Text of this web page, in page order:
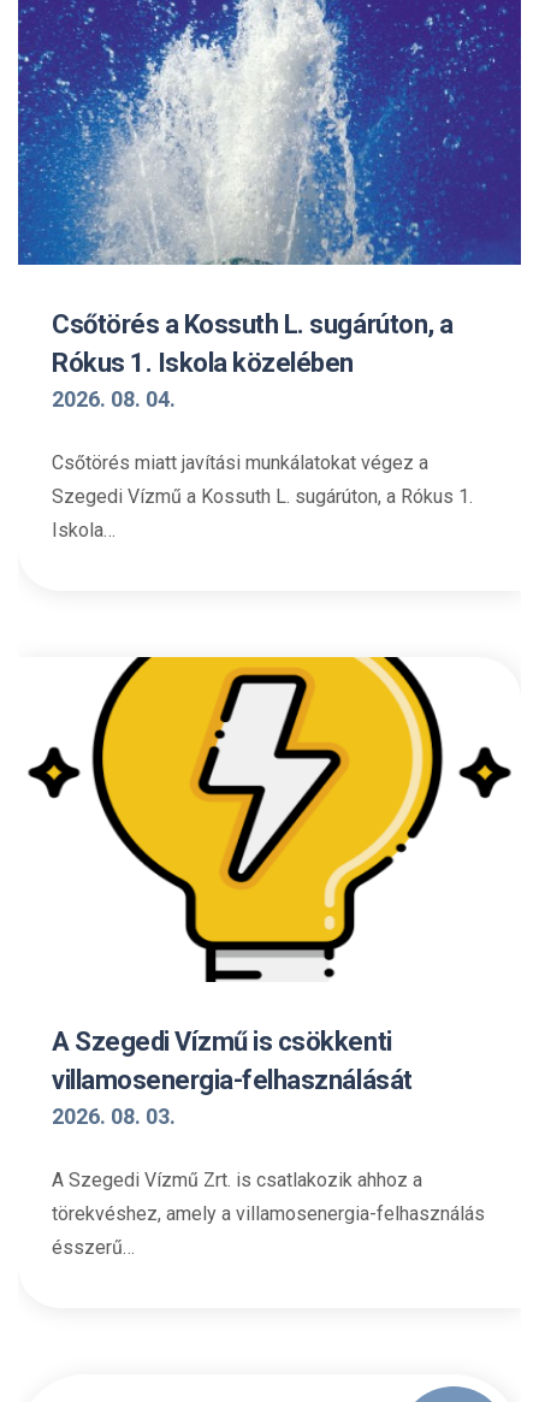
Csőtörés a Kossuth L. sugárúton, a
Rókus 1. Iskola közelében
2026. 08. 04.
Csőtörés miatt javítási munkálatokat végez a
Szegedi Vízmű a Kossuth L. sugárúton, a Rókus 1.
Iskola…
A Szegedi Vízmű is csökkenti
villamosenergia-felhasználását
2026. 08. 03.
A Szegedi Vízmű Zrt. is csatlakozik ahhoz a
törekvéshez, amely a villamosenergia-felhasználás
ésszerű…